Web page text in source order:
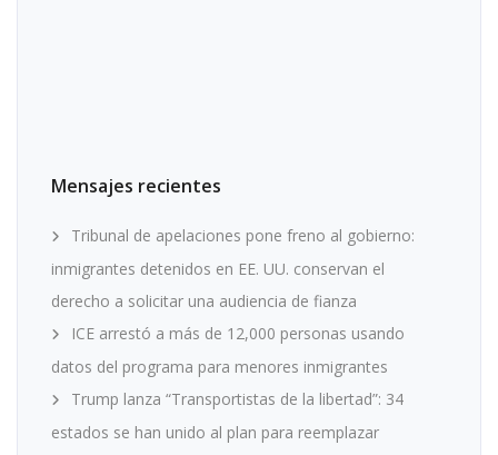
Mensajes recientes
Tribunal de apelaciones pone freno al gobierno:
inmigrantes detenidos en EE. UU. conservan el
derecho a solicitar una audiencia de fianza
ICE arrestó a más de 12,000 personas usando
datos del programa para menores inmigrantes
Trump lanza “Transportistas de la libertad”: 34
estados se han unido al plan para reemplazar